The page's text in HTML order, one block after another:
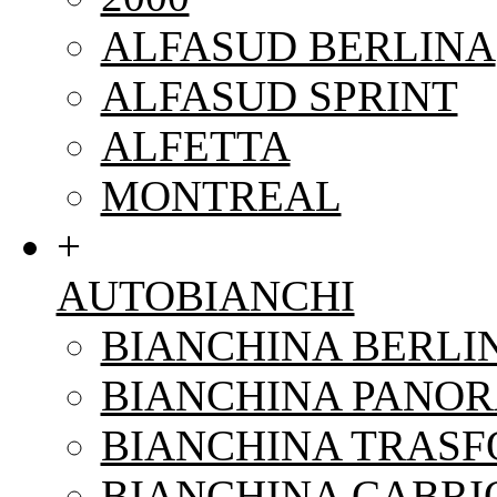
ALFASUD BERLINA
ALFASUD SPRINT
ALFETTA
MONTREAL
+
AUTOBIANCHI
BIANCHINA
BIANCHINA
BIANCHINA